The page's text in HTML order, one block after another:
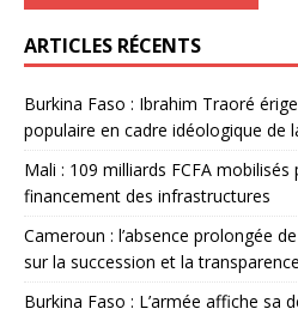
ARTICLES RÉCENTS
Burkina Faso : Ibrahim Traoré
populaire en cadre idéologique de
Mali : 109 milliards FCFA mobilisés
financement des infrastructures
Cameroun : l’absence prolongée
sur la succession et la
Burkina Faso : L’armée affiche sa